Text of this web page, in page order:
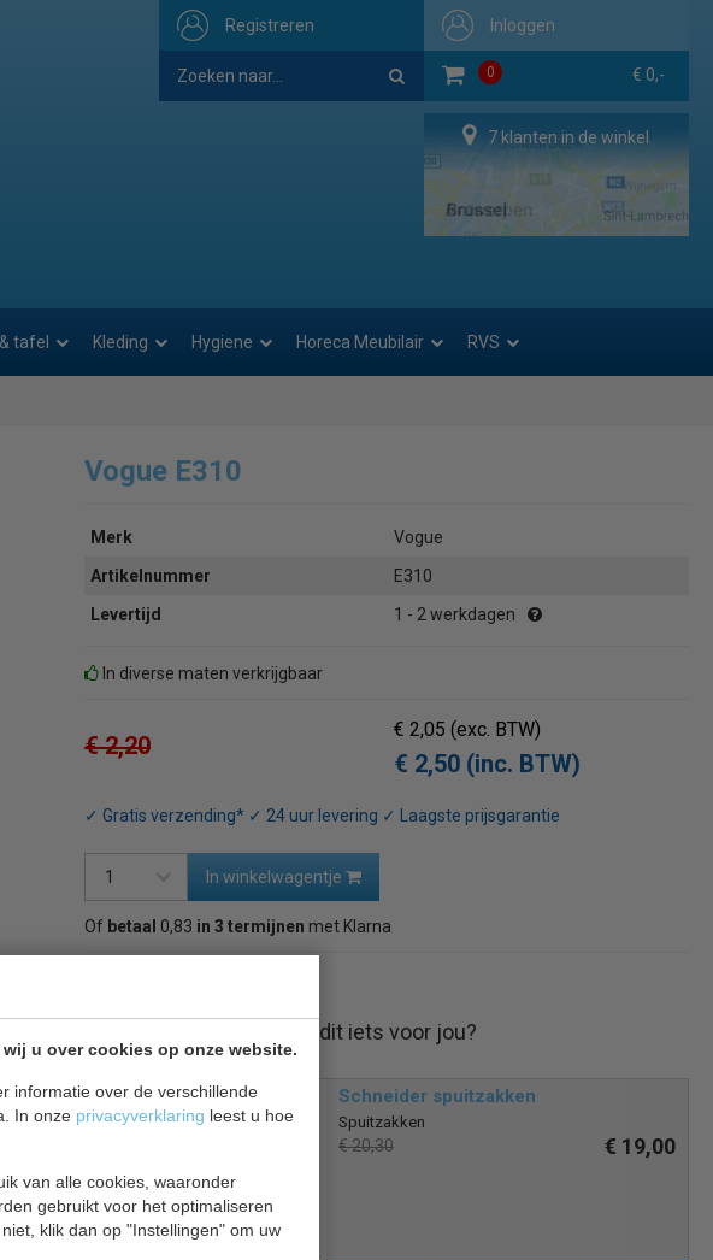
u over cookies op onze website.
informatie over de verschillende
In onze privacyverklaring leest u hoe
van alle cookies, waaronder
gebruikt voor het optimaliseren
klik dan op "Instellingen" om uw
Inloggen
0 € 0,-
Registreren
7 klanten in de winkel
tafel Kleding Hygiene Horeca Meubilair RVS
Vogue E310
Merk
Vogue
Artikelnummer
E310
Levertijd
1 - 2 werkdagen
In diverse maten verkrijgbaar
€ 2,20
€ 2,05(exc. BTW)
€ 2,50 (inc. BTW)
✓ Gratis verzending* ✓ 24 uur levering ✓ Laagste prijsgarantie
In winkelwagentje
Of betaal 0,83 in 3 termijnen met Klarna
Is dit iets voor jou?
Schneider spuitzakken
Spuitzakken
€ 20,30 € 19,00